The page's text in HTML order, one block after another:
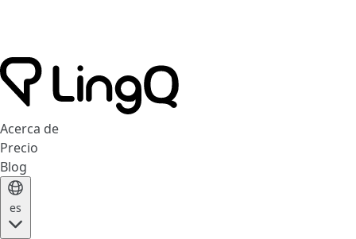
Acerca de
Precio
Blog
es